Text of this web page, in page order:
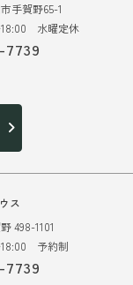
手賀野65-1
18:00 水曜定休
7739
ス
498-1101
18:00 予約制
7739